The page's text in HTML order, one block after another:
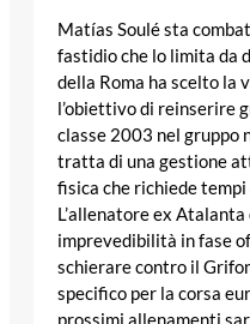
Matías Soulé sta
fastidio che lo limita da
della Roma ha scelto la
l’obiettivo di reinserire
classe 2003 nel gruppo
tratta di una gestione
fisica che richiede
L’allenatore ex Atalanta
imprevedibilità in fase
schierare contro il
specifico per la corsa
prossimi allenamenti